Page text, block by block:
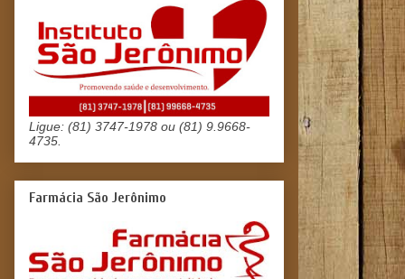
Ligue: (81) 3747-1978 ou (81) 9.9668-
4735.
Farmácia São Jerônimo